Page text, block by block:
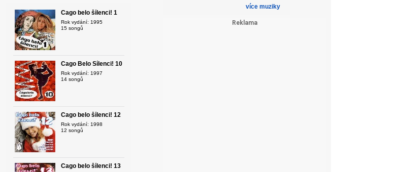
Čago belo šílenci! 1
Rok vydání: 1995
15 songů
Čago Belo Šílenci! 10
Rok vydání: 1997
14 songů
Čago belo šílenci! 12
Rok vydání: 1998
12 songů
Čago belo šílenci! 13
více muziky